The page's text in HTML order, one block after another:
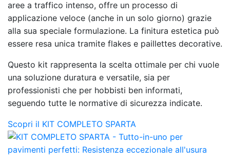
aree a traffico intenso, offre un processo di
applicazione veloce (anche in un solo giorno) grazie
alla sua speciale formulazione. La finitura estetica può
essere resa unica tramite flakes e paillettes decorative.
Questo kit rappresenta la scelta ottimale per chi vuole
una soluzione duratura e versatile, sia per
professionisti che per hobbisti ben informati,
seguendo tutte le normative di sicurezza indicate.
Scopri il KIT COMPLETO SPARTA